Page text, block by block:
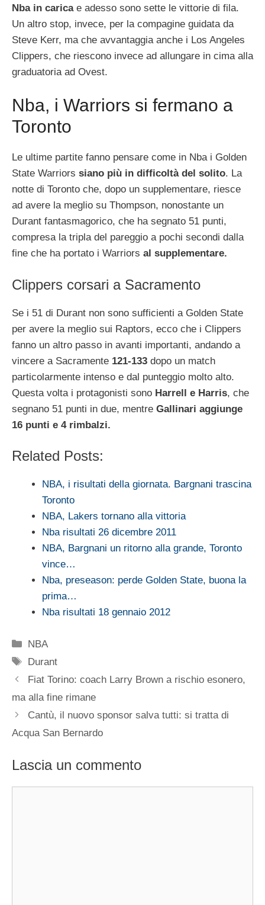
Nba in caricae adesso sono sette le vittorie di fila.
Un altro stop, invece, per la compagine guidata da
Steve Kerr, ma che avvantaggia anche i Los Angeles
Clippers, che riescono invece ad allungare in cima alla
graduatoria ad Ovest.
Nba, i Warriors si fermano a
Toronto
Le ultime partite fanno pensare come in Nba i Golden
State Warriors siano più in difficoltà del solito. La
notte di Toronto che, dopo un supplementare, riesce
ad avere la meglio su Thompson, nonostante un
Durant fantasmagorico, che ha segnato 51 punti,
compresa la tripla del pareggio a pochi secondi dalla
fine che ha portato i Warriors al supplementare.
Clippers corsari a Sacramento
Se i 51 di Durant non sono sufficienti a Golden State
per avere la meglio sui Raptors, ecco che i Clippers
fanno un altro passo in avanti importanti, andando a
vincere a Sacramente 121-133 dopo un match
particolarmente intenso e dal punteggio molto alto.
Questa volta i protagonisti sono Harrell e Harris, che
segnano 51 punti in due, mentre Gallinari aggiunge
16 punti e 4 rimbalzi.
Related Posts:
NBA, i risultati della giornata. Bargnani trascina
Toronto
NBA, Lakers tornano alla vittoria
Nba risultati 26 dicembre 2011
NBA, Bargnani un ritorno alla grande, Toronto
vince…
Nba, preseason: perde Golden State, buona la
prima…
Nba risultati 18 gennaio 2012
Categorie
NBA
Tag
Durant
Fiat Torino: coach Larry Brown a rischio esonero,
ma alla fine rimane
Cantù, il nuovo sponsor salva tutti: si tratta di
Acqua San Bernardo
Lascia un commento